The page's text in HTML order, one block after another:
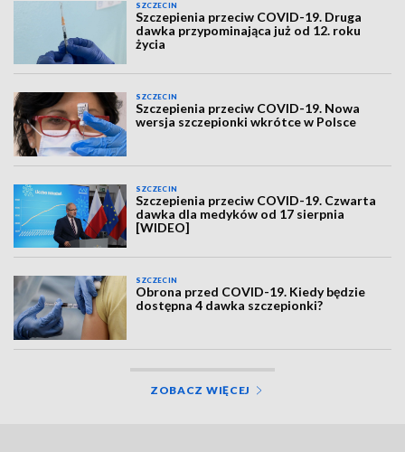
SZCZECIN
Szczepienia przeciw COVID-19. Druga
dawka przypominająca już od 12. roku
życia
SZCZECIN
Szczepienia przeciw COVID-19. Nowa
wersja szczepionki wkrótce w Polsce
SZCZECIN
Szczepienia przeciw COVID-19. Czwarta
dawka dla medyków od 17 sierpnia
[WIDEO]
SZCZECIN
Obrona przed COVID-19. Kiedy będzie
dostępna 4 dawka szczepionki?
ZOBACZ WIĘCEJ